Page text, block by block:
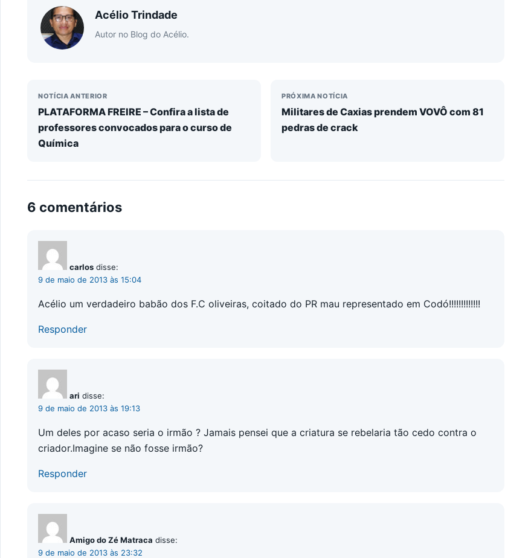
Acélio Trindade
Autor no Blog do Acélio.
NOTÍCIA ANTERIOR
PLATAFORMA FREIRE – Confira a lista de
professores convocados para o curso de
Química
PRÓXIMA NOTÍCIA
Militares de Caxias prendem VOVÔ com 81
pedras de crack
6 comentários
carlos disse:
9 de maio de 2013 às 15:04
Acélio um verdadeiro babão dos F.C oliveiras, coitado do PR mau representado em Codó!!!!!!!!!!!!!
Responder
ari disse:
9 de maio de 2013 às 19:13
Um deles por acaso seria o irmão ? Jamais pensei que a criatura se rebelaria tão cedo contra o
criador.Imagine se não fosse irmão?
Responder
Amigo do Zé Matraca disse:
9 de maio de 2013 às 23:32